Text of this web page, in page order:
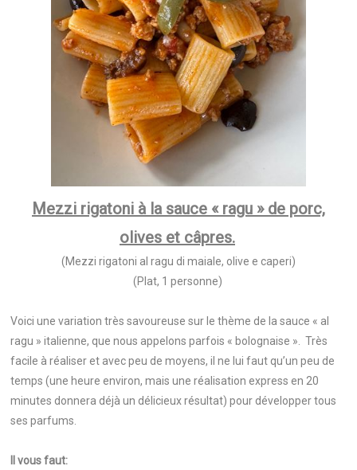
Mezzi rigatoni à la sauce « ragu » de porc,
olives et câpres.
(Mezzi rigatoni al ragu di maiale, olive e caperi)
(Plat, 1 personne)
Voici une variation très savoureuse sur le thème de la sauce « al
ragu » italienne, que nous appelons parfois « bolognaise ». Très
facile à réaliser et avec peu de moyens, il ne lui faut qu’un peu de
temps (une heure environ, mais une réalisation express en 20
minutes donnera déjà un délicieux résultat) pour développer tous
ses parfums.
Il vous faut: